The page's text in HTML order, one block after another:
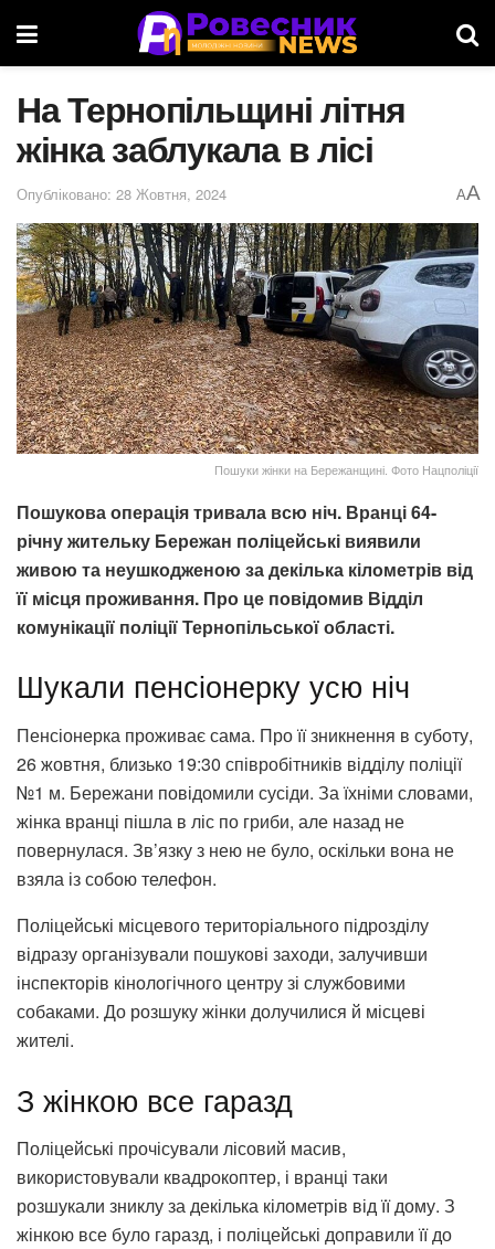
На Тернопільщині літня
жінка заблукала в лісі
Опубліковано: 28 Жовтня, 2024 AA
Пошуки жінки на Бережанщині. Фото Нацполіції
Пошукова операція тривала всю ніч. Вранці 64-
річну жительку Бережан поліцейські виявили
живою та неушкодженою за декілька кілометрів від
її місця проживання. Про це повідомив Відділ
комунікації поліції Тернопільської області.
Шукали пенсіонерку усю ніч
Пенсіонерка проживає сама. Про її зникнення в суботу,
26 жовтня, близько 19:30 співробітників відділу поліції
№1 м. Бережани повідомили сусіди. За їхніми словами,
жінка вранці пішла в ліс по гриби, але назад не
повернулася. Зв’язку з нею не було, оскільки вона не
взяла із собою телефон.
Поліцейські місцевого територіального підрозділу
відразу організували пошукові заходи, залучивши
інспекторів кінологічного центру зі службовими
собаками. До розшуку жінки долучилися й місцеві
жителі.
З жінкою все гаразд
Поліцейські прочісували лісовий масив,
використовували квадрокоптер, і вранці таки
розшукали зниклу за декілька кілометрів від її дому. З
жінкою все було гаразд, і поліцейські доправили її до